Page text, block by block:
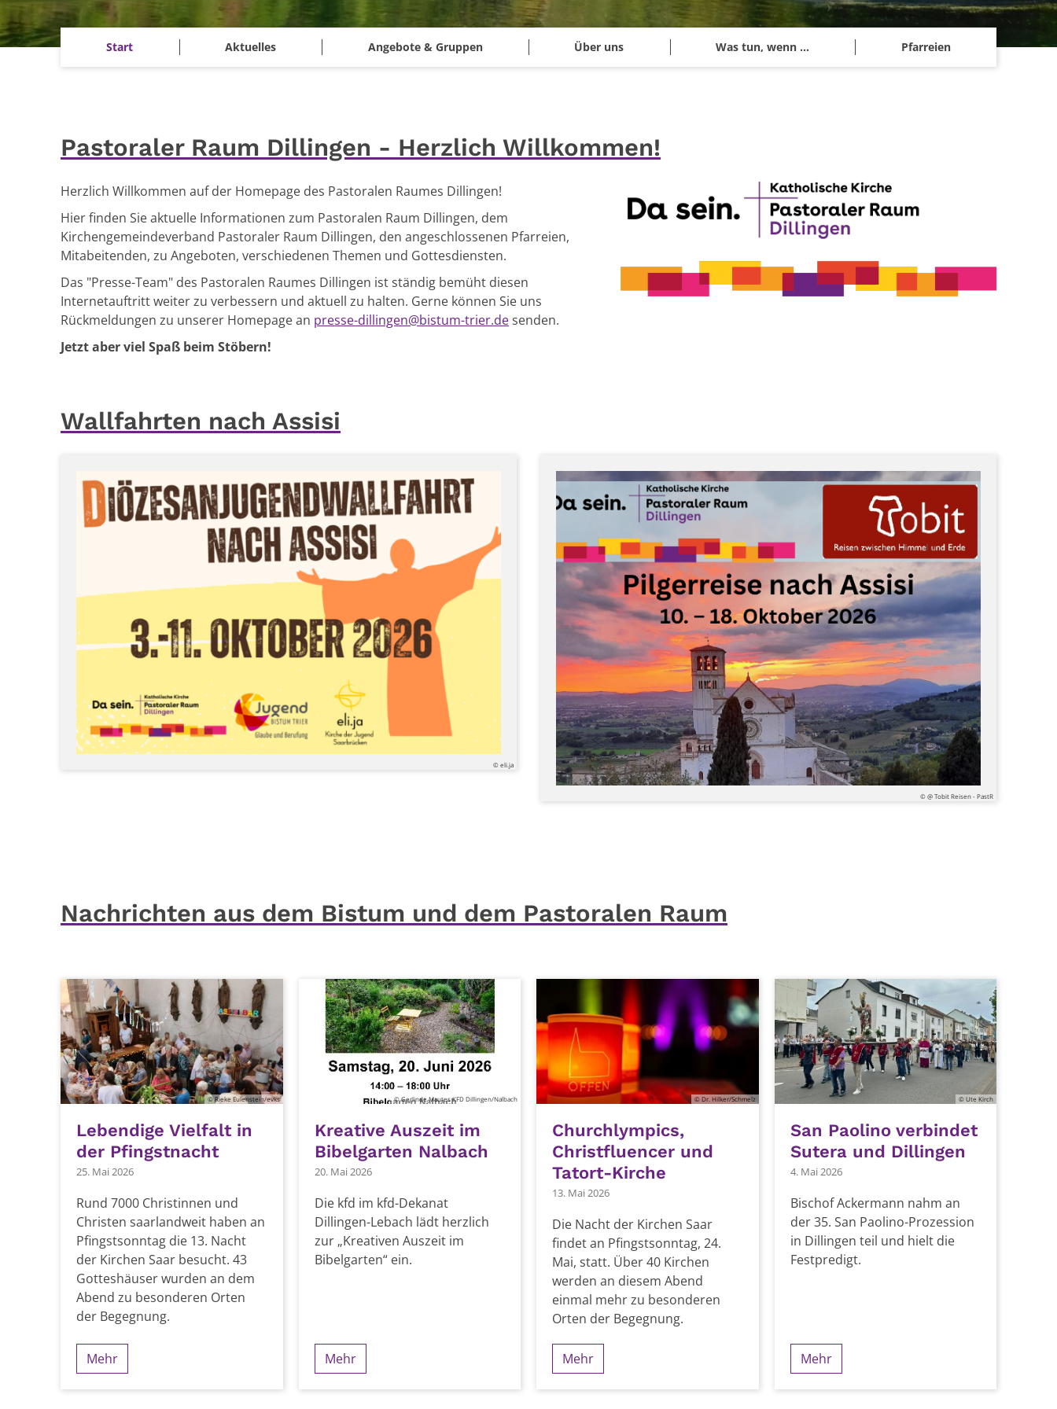
Start Aktuelles Angebote & Gruppen Über uns Was tun, wenn ... Pfarreien
Pastoraler Raum Dillingen - Herzlich Willkommen!
Herzlich Willkommen auf der Homepage des Pastoralen Raumes Dillingen!
Hier finden Sie aktuelle Informationen zum Pastoralen Raum Dillingen, dem
Kirchengemeindeverband Pastoraler Raum Dillingen, den angeschlossenen Pfarreien,
Mitabeitenden, zu Angeboten, verschiedenen Themen und Gottesdiensten.
Das "Presse-Team" des Pastoralen Raumes Dillingen ist ständig bemüht diesen
Internetauftritt weiter zu verbessern und aktuell zu halten. Gerne können Sie uns
Rückmeldungen zu unserer Homepage an presse-dillingen@bistum-trier.desenden.
Jetzt aber viel Spaß beim Stöbern!
Wallfahrten nach Assisi
© eli.ja
© @ Tobit Reisen - PastR
Nachrichten aus dem Bistum und dem Pastoralen Raum
© Rieke Eulenstein/evks
Lebendige Vielfalt in
der Pfingstnacht
25. Mai 2026
Rund 7000 Christinnen und
Christen saarlandweit haben an
Pfingstsonntag die 13. Nacht
der Kirchen Saar besucht. 43
Gotteshäuser wurden an dem
Abend zu besonderen Orten
der Begegnung.
Mehr
© Gerlinde Mautes KFD Dillingen/Nalbach
Kreative Auszeit im
Bibelgarten Nalbach
20. Mai 2026
Die kfd im kfd-Dekanat
Dillingen-Lebach lädt herzlich
zur „Kreativen Auszeit im
Bibelgarten“ ein.
Mehr
© Dr. Hilker/Schmelz
Churchlympics,
Christfluencer und
Tatort-Kirche
13. Mai 2026
Die Nacht der Kirchen Saar
findet an Pfingstsonntag, 24.
Mai, statt. Über 40 Kirchen
werden an diesem Abend
einmal mehr zu besonderen
Orten der Begegnung.
Mehr
© Ute Kirch
San Paolino verbindet
Sutera und Dillingen
4. Mai 2026
Bischof Ackermann nahm an
der 35. San Paolino-Prozession
in Dillingen teil und hielt die
Festpredigt.
Mehr